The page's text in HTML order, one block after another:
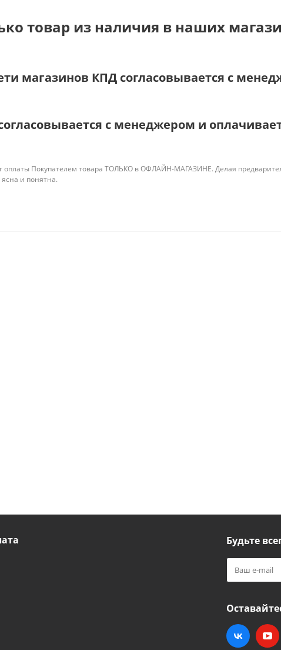
товар из наличия в наших
магазинов КПД согласовывается с
с менеджером и
оплаты Покупателем товара ТОЛЬКО в ОФЛАЙН-МАГАЗИНЕ. Делая
и понятна.
Будьте